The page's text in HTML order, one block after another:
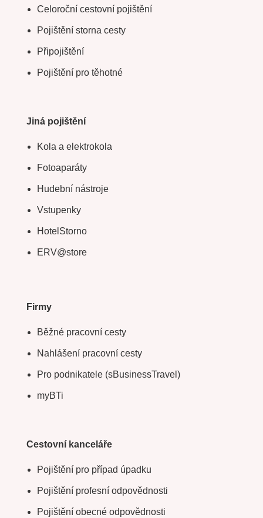
Celoroční cestovní pojištění
Pojištění storna cesty
Připojištění
Pojištění pro těhotné
Jiná pojištění
Kola a elektrokola
Fotoaparáty
Hudební nástroje
Vstupenky
HotelStorno
ERV@store
Firmy
Běžné pracovní cesty
Nahlášení pracovní cesty
Pro podnikatele (sBusinessTravel)
myBTi
Cestovní kanceláře
Pojištění pro případ úpadku
Pojištění profesní odpovědnosti
Pojištění obecné odpovědnosti